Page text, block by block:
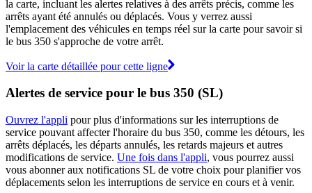
la carte, incluant les alertes relatives à des arrêts précis, comme les
arrêts ayant été annulés ou déplacés. Vous y verrez aussi
l'emplacement des véhicules en temps réel sur la carte pour savoir si
le bus 350 s'approche de votre arrêt.
Voir la carte détaillée pour cette ligne
Alertes de service pour le bus 350 (SL)
Ouvrez l'appli pour plus d'informations sur les interruptions de
service pouvant affecter l'horaire du bus 350, comme les détours, les
arrêts déplacés, les départs annulés, les retards majeurs et autres
modifications de service. Une fois dans l'appli, vous pourrez aussi
vous abonner aux notifications SL de votre choix pour planifier vos
déplacements selon les interruptions de service en cours et à venir.